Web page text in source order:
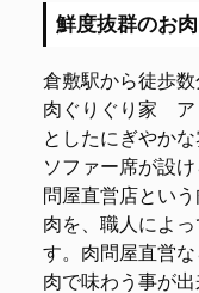
鮮度抜群のお
倉敷駅から徒歩
肉ぐりぐり家 ア
としたにぎやか
ソファー席が設
問屋直営店とい
肉を、職人によ
す。肉問屋直営
肉で味わう事が